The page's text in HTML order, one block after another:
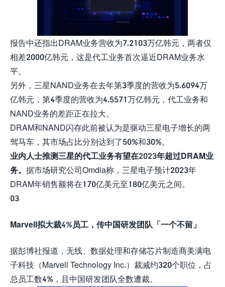
报告中还指出DRAM业务营收为7.2103万亿韩元，两者仅
相差2000亿韩元，这是代工业务首次逼近DRAM业务水
平。
另外，三星NAND业务在去年第3季度的营收为5.6094万
亿韩元，第4季度的营收为4.5571万亿韩元，代工业务和
NAND业务的差距正在拉大。
DRAM和NAND闪存此前被认为是驱动三星电子增长的两
驾马车，其市场占比分别达到了50%和30%。
业内人士推测三星的代工业务有望在2023年超过DRAM业
务。 据市场研究公司Omdia称，三星电子预计2023年
DRAM年销售额将在170亿美元至180亿美元之间。
03
Marvell拟大裁4%员工，传中国研发团队「一个不留」
据彭博社报道，无线、数据处理和存储芯片制造商美满电
子科技（Marvell Technology Inc.）裁减约320个职位，占
总员工数4%，且中国研发团队全数遭裁。